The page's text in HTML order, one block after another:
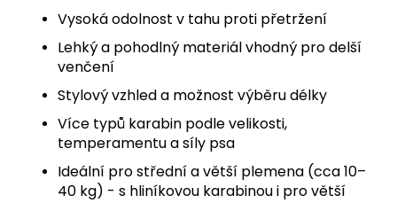
Vysoká odolnost v tahu proti přetržení
Lehký a pohodlný materiál vhodný pro delší
venčení
Stylový vzhled a možnost výběru délky
Více typů karabin podle velikosti,
temperamentu a síly psa
Ideální pro střední a větší plemena (cca 10–
40 kg) - s hliníkovou karabinou i pro větší